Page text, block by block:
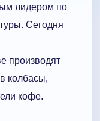
лидером по
Сегодня
производят
колбасы,
кофе.